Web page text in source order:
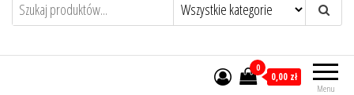
Menu
0
0,00 zł